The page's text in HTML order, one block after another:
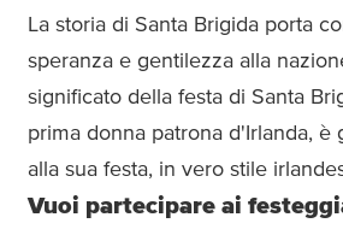
La storia di Santa Brigida porta
speranza e gentilezza alla
significato della festa di Santa
prima donna patrona d'Irlanda, è
alla sua festa, in vero stile
Vuoi partecipare ai